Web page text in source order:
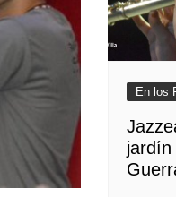
En los
jardín